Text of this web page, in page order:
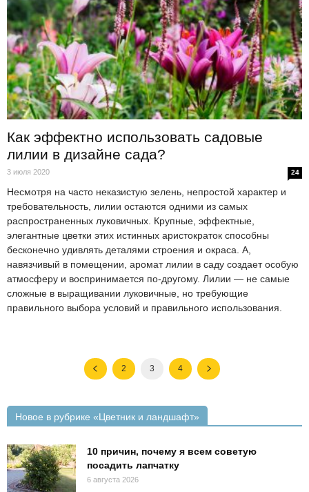
Как эффектно использовать садовые
лилии в дизайне сада?
3 июля 2020 24
Несмотря на часто неказистую зелень, непростой характер и
требовательность, лилии остаются одними из самых
распространенных луковичных. Крупные, эффектные,
элегантные цветки этих истинных аристократок способны
бесконечно удивлять деталями строения и окраса. А,
навязчивый в помещении, аромат лилии в саду создает особую
атмосферу и воспринимается по-другому. Лилии — не самые
сложные в выращивании луковичные, но требующие
правильного выбора условий и правильного использования.
2 3 4
Новое в рубрике «Цветник и ландшафт»
10 причин, почему я всем советую
посадить лапчатку
6 августа 2026